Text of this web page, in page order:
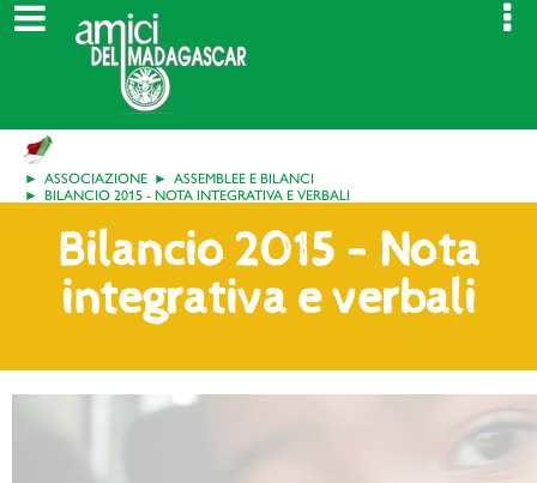
ASSOCIAZIONE
ASSEMBLEE E BILANCI
BILANCIO 2015 - NOTA INTEGRATIVA E VERBALI
Bilancio 2015 - Nota
integrativa e verbali